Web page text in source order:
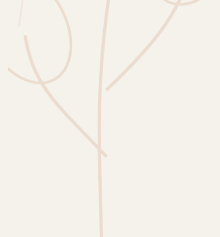
Wusstest du?
Sammlungen
Selber machen